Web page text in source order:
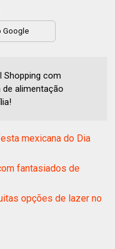
Google
Shopping com
alimentação
mexicana do Dia
fantasiados de
opções de lazer no